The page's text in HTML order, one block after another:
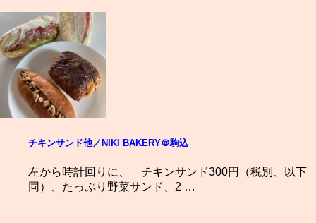
チキンサンド他／NIKI BAKERY＠駒込
左から時計回りに、 チキンサンド300円（税別、以下
同）、たっぷり野菜サンド、2 …